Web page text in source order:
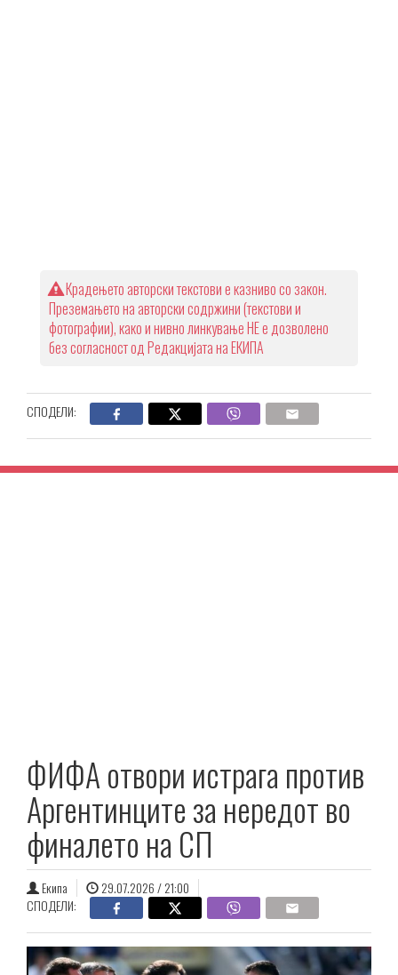
Крадењето авторски текстови е казниво со закон.
Преземањето на авторски содржини (текстови и
фотографии), како и нивно линкување НЕ е дозволено
без согласност од Редакцијата на ЕКИПА
СПОДЕЛИ:
ФИФА отвори истрага против
Аргентинците за нередот во
финалето на СП
Екипа
29.07.2026 / 21:00
СПОДЕЛИ: